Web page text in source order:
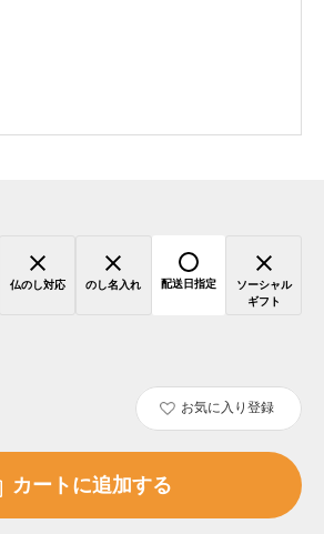
仏のし対応 のし名入れ 配送日指定
ソーシャル
ギフト
お気に入り登録